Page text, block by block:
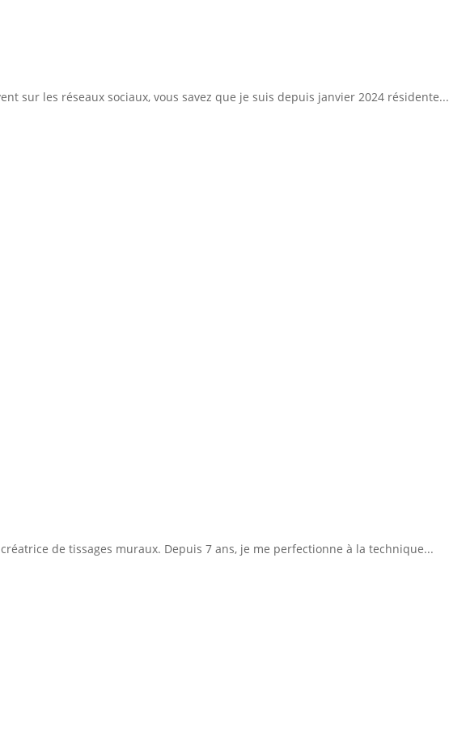
sur les réseaux sociaux, vous savez que je suis depuis janvier 2024 résidente...
de tissages muraux. Depuis 7 ans, je me perfectionne à la technique...